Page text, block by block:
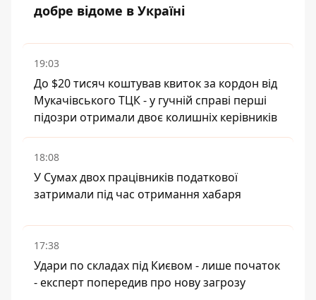
добре відоме в Україні
19:03
До $20 тисяч коштував квиток за кордон від
Мукачівського ТЦК - у гучній справі перші
підозри отримали двоє колишніх керівників
18:08
У Сумах двох працівників податкової
затримали під час отримання хабаря
17:38
Удари по складах під Києвом - лише початок
- експерт попередив про нову загрозу